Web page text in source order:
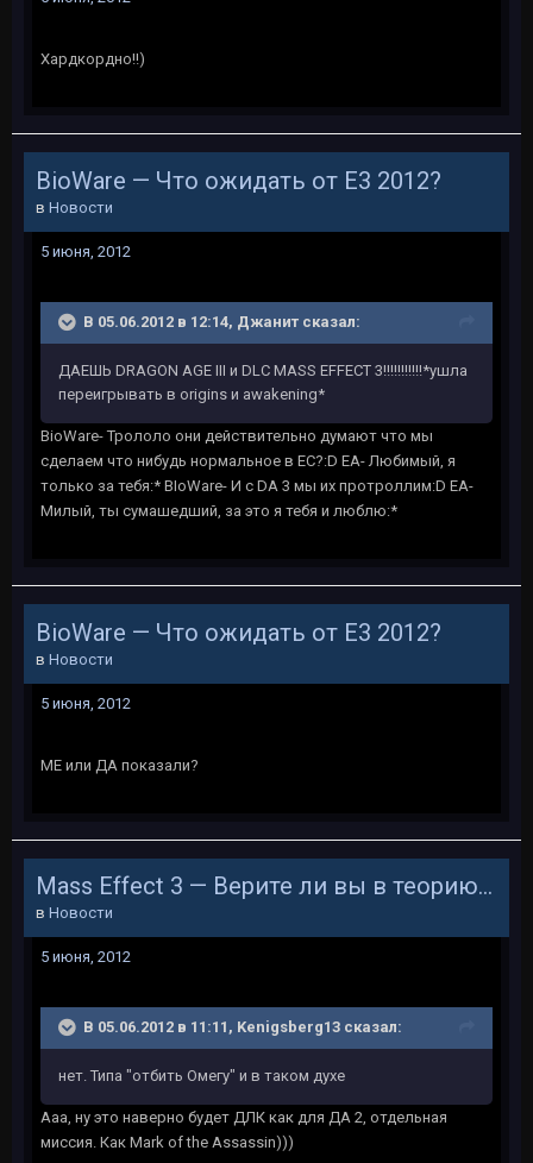
Хардкордно!!)
BioWare — Что ожидать от Е3 2012?
в Новости
5 июня, 2012
В 05.06.2012 в 12:14, Джанит сказал:
ДАЕШЬ DRAGON AGE III и DLC MASS EFFECT 3!!!!!!!!!!!*ушла
переигрывать в origins и awakening*
BioWare- Трололо они действительно думают что мы
сделаем что нибудь нормальное в ЕС?:D ЕА- Любимый, я
только за тебя:* BIoWare- И с DA 3 мы их протроллим:D EA-
Милый, ты сумашедший, за это я тебя и люблю:*
BioWare — Что ожидать от Е3 2012?
в Новости
5 июня, 2012
МЕ или ДА показали?
Mass Effect 3 — Верите ли вы в теорию индоктринации?
в Новости
5 июня, 2012
В 05.06.2012 в 11:11, Kenigsberg13 сказал:
нет. Типа "отбить Омегу" и в таком духе
Ааа, ну это наверно будет ДЛК как для ДА 2, отдельная
миссия. Как Mark of the Assassin)))